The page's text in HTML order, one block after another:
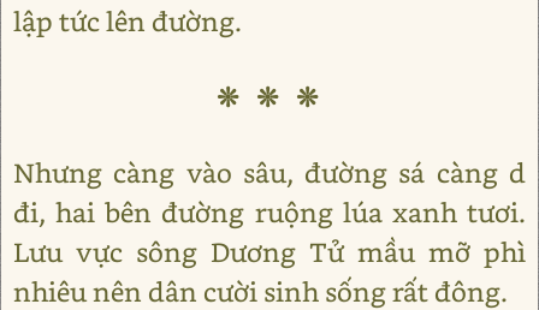
lập tức lên đường.
❊ ❊ ❊
Nhưng càng vào sâu, đường sá càng d
đi, hai bên đường ruộng lúa xanh tươi.
Lưu vực sông Dương Tử mầu mỡ phì
nhiêu nên dân cười sinh sống rất đông.